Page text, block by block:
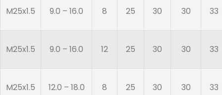
M25x1.5 9.0 – 16.0 8 25 30 30 33
M25x1.5 9.0 – 16.0 12 25 30 30 33
M25x1.5 12.0 – 18.0 8 25 30 30 33